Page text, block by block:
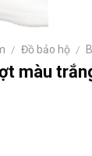
/ Đồ bảo hộ /
màu